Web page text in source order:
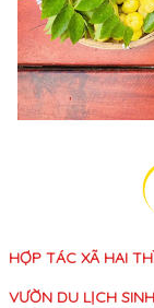
HỢP TÁC XÃ HAI
VƯỜN DU LỊCH